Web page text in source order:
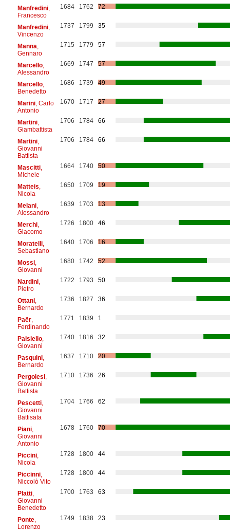
Manfredini,
Francesco
1684 1762 72
Manfredini,
Vincenzo
1737 1799 35
Manna
Gennaro
1715 1779 57
Marcello,
Alessandro
1669 1747 57
Marcello,
Benedetto
1686 1739 49
Marini, Carlo
Antonio
1670 1717 27
Martini,
Giambattista
1706 1784 66
Martini,
Giovanni
Battista
1706 1784 66
Mascitti,
Michele
1664 1740 50
Matteis
Nicola
1650 1709 19
Melani,
Alessandro
1639 1703 13
Merchi,
Giacomo
1726 1800 46
Moratelli,
Sebastiano
1640 1706 16
Mossi,
Giovanni
1680 1742 52
Nardini,
Pietro
1722 1793 50
Ottani,
Bernardo
1736 1827 36
Paër,
Ferdinando
1771 1839 1
Paisiello,
Giovanni
1740 1816 32
Pasquini,
Bernardo
1637 1710 20
Pergolesi,
Giovanni
Battista
1710 1736 26
Pescetti,
Giovanni
Battisata
1704 1766 62
Piani,
Giovanni
Antonio
1678 1760 70
Piccini,
Nicola
1728 1800 44
Piccinni,
Niccolò Vito
1728 1800 44
Platti,
Giovanni
Benedetto
1700 1763 63
Ponte,
Lorenzo
1749 1838 23